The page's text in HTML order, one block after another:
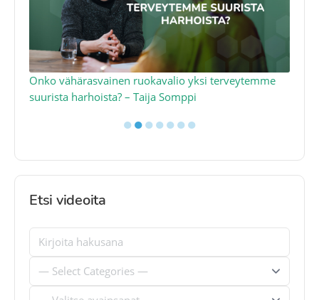
Onko vähärasvainen ruokavalio yksi terveytemme
suurista harhoista? – Taija Somppi
●●●●●●●
Etsi videoita